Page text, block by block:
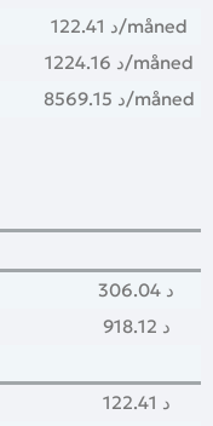
122.41 د/måned
1224.16 د/måned
8569.15 د/måned
306.04 د
918.12 د
122.41 د